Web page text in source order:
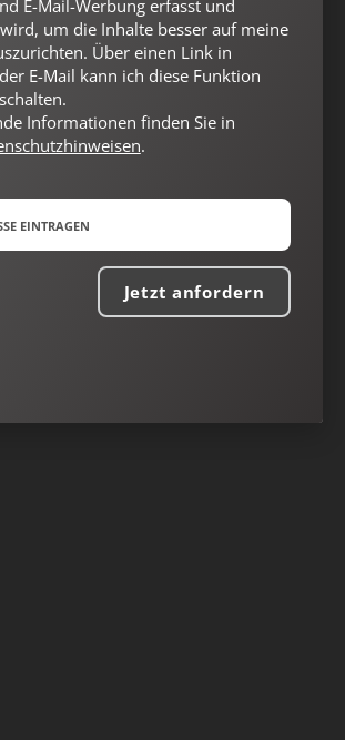
E-Mail-Werbung erfasst und
um die Inhalte besser auf meine
Über einen Link in
E-Mail kann ich diese Funktion
Informationen finden Sie in
.
Jetzt anfordern